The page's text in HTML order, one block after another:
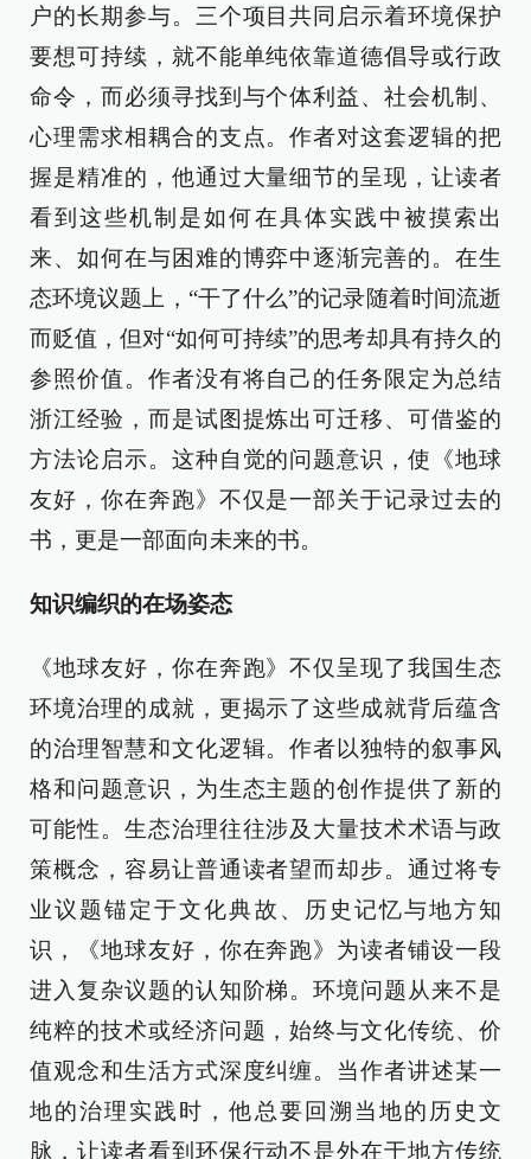
户的长期参与。三个项目共同启示着环境保护
要想可持续，就不能单纯依靠道德倡导或行政
命令，而必须寻找到与个体利益、社会机制、
心理需求相耦合的支点。作者对这套逻辑的把
握是精准的，他通过大量细节的呈现，让读者
看到这些机制是如何在具体实践中被摸索出
来、如何在与困难的博弈中逐渐完善的。在生
态环境议题上，“干了什么”的记录随着时间流逝
而贬值，但对“如何可持续”的思考却具有持久的
参照价值。作者没有将自己的任务限定为总结
浙江经验，而是试图提炼出可迁移、可借鉴的
方法论启示。这种自觉的问题意识，使《地球
友好，你在奔跑》不仅是一部关于记录过去的
书，更是一部面向未来的书。
知识编织的在场姿态
《地球友好，你在奔跑》不仅呈现了我国生态
环境治理的成就，更揭示了这些成就背后蕴含
的治理智慧和文化逻辑。作者以独特的叙事风
格和问题意识，为生态主题的创作提供了新的
可能性。生态治理往往涉及大量技术术语与政
策概念，容易让普通读者望而却步。通过将专
业议题锚定于文化典故、历史记忆与地方知
识，《地球友好，你在奔跑》为读者铺设一段
进入复杂议题的认知阶梯。环境问题从来不是
纯粹的技术或经济问题，始终与文化传统、价
值观念和生活方式深度纠缠。当作者讲述某一
地的治理实践时，他总要回溯当地的历史文
脉，让读者看到环保行动不是外在于地方传统